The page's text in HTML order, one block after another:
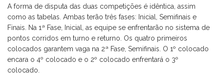
A forma de disputa das duas competições é idêntica, assim
como as tabelas. Ambas terão três fases: Inicial, Semifinais e
Finais. Na 1ª Fase, Inicial, as equipe se enfrentarão no sistema de
pontos corridos em turno e returno. Os quatro primeiros
colocados garantem vaga na 2ª Fase, Semifinais. O 1º colocado
encara o 4º colocado e o 2º colocado enfrentará o 3º
colocado.